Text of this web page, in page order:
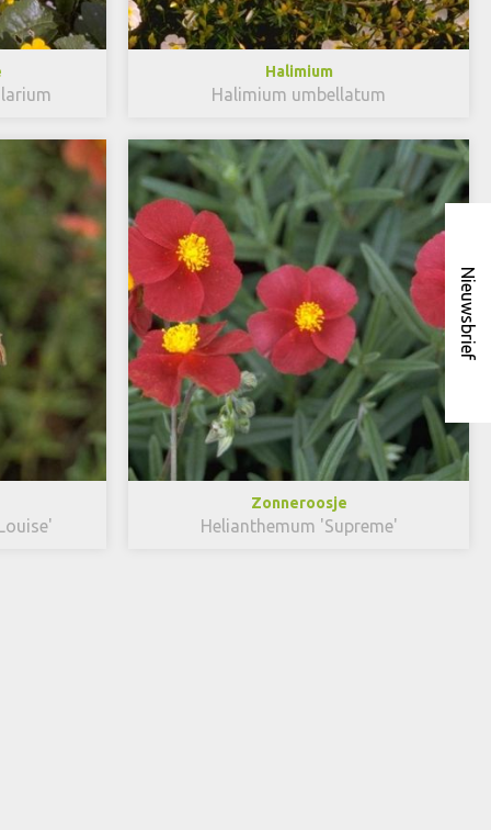
Halimium
Halimium umbellatum
Zonneroosje
Helianthemum 'Supreme'
Nieuwsbrief